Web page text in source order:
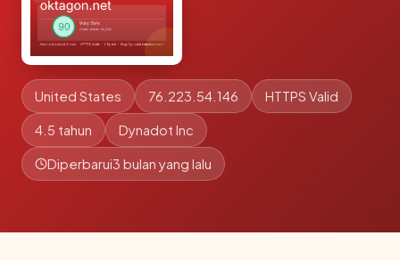
United States 76.223.54.146 HTTPS Valid
4.5 tahun Dynadot Inc
Diperbarui3 bulan yang lalu